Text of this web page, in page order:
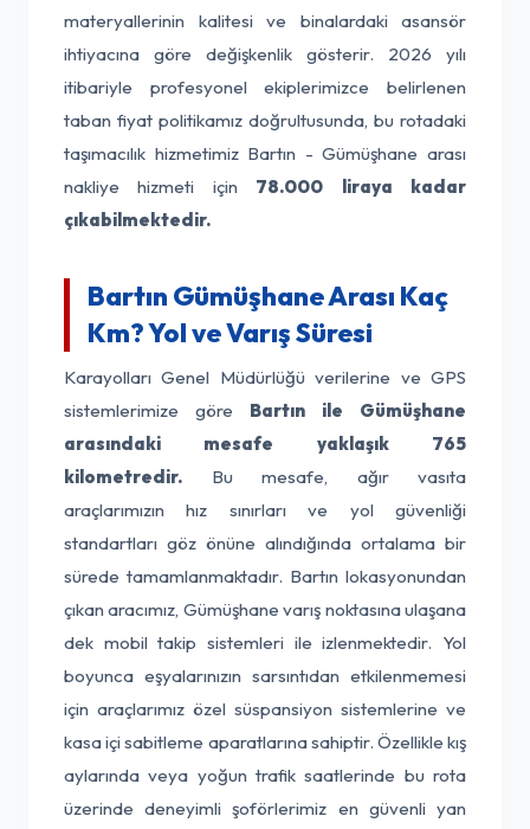
materyallerinin kalitesi ve binalardaki asansör
ihtiyacına göre değişkenlik gösterir. 2026 yılı
itibariyle profesyonel ekiplerimizce belirlenen
taban fiyat politikamız doğrultusunda, bu rotadaki
taşımacılık hizmetimiz Bartın - Gümüşhane arası
nakliye hizmeti için 78.000 liraya kadar
çıkabilmektedir.
Bartın Gümüşhane Arası Kaç
Km? Yol ve Varış Süresi
Karayolları Genel Müdürlüğü verilerine ve GPS
sistemlerimize göre Bartın ile Gümüşhane
arasındaki mesafe yaklaşık 765
kilometredir. Bu mesafe, ağır vasıta
araçlarımızın hız sınırları ve yol güvenliği
standartları göz önüne alındığında ortalama bir
sürede tamamlanmaktadır. Bartın lokasyonundan
çıkan aracımız, Gümüşhane varış noktasına ulaşana
dek mobil takip sistemleri ile izlenmektedir. Yol
boyunca eşyalarınızın sarsıntıdan etkilenmemesi
için araçlarımız özel süspansiyon sistemlerine ve
kasa içi sabitleme aparatlarına sahiptir. Özellikle kış
aylarında veya yoğun trafik saatlerinde bu rota
üzerinde deneyimli şoförlerimiz en güvenli yan